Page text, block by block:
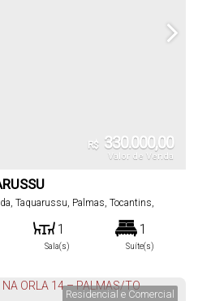
R$ 330.000,00
Valor de Venda
, Taquarussu, Palmas, Tocantins,
1
Sala(s)
1
Suíte(s)
Terreno:
Residencial e Comercial